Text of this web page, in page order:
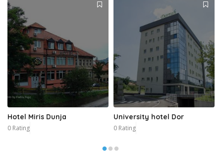
Hotel Miris Dunja
0 Rating
University hotel Dor
0 Rating